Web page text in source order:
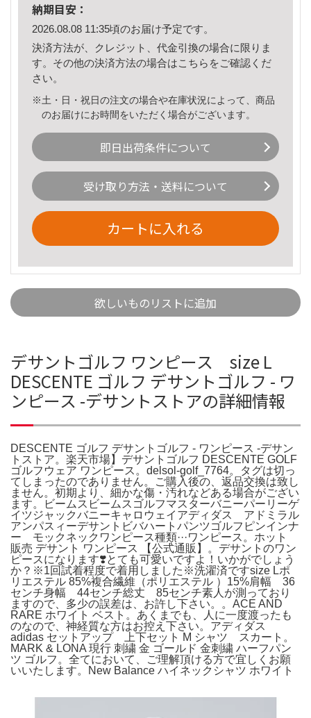
納期目安：
2026.08.08 11:35頃のお届け予定です。
決済方法が、クレジット、代金引換の場合に限りま
す。その他の決済方法の場合はこちら をご確認くだ
さい。
※土・日・祝日の注文の場合や在庫状況によって、商品
のお届けにお時間をいただく場合がございます。
即日出荷条件について
受け取り方法・送料について
カートに入れる
欲しいものリストに追加
デサントゴルフ ワンピース size L
DESCENTE ゴルフ デサントゴルフ - ワ
ンピース -デサントストアの詳細情報
DESCENTE ゴルフ デサントゴルフ - ワンピース -デサン
トストア。楽天市場】デサントゴルフ DESCENTE GOLF
ゴルフウェア ワンピース。delsol-golf_7764。タグは切っ
てしまったのでありません。ご購入後の、返品交換は致し
ません。初期より、細かな傷・汚れなどある場合がござい
ます。ビームスビームスゴルフマスターバニーパーリーゲ
イツジャックバニーキャロウェイアディダス アドミラル
アンパスィーデサントビバハートパンツゴルフピンインナ
ー モックネックワンピース種類···ワンピース。ホット
販売 デサント ワンピース 【公式通販】。デサントのワン
ピースになります❣️とても可愛いですよ！いかがでしょう
か？※1回試着程度で着用しました※洗濯済ですsize Lポ
リエステル 85%複合繊維（ポリエステル ）15%肩幅 36
センチ身幅 44センチ総丈 85センチ素人が測っており
ますので、多少の誤差は、お許し下さい。。ACE AND
RARE ホワイト ベスト。あくまでも、人に一度渡ったも
のなので、神経質な方はお控え下さい。アディダス
adidas セットアップ 上下セット M シャツ スカート。
MARK & LONA 現行 刺繍 金 ゴールド 金刺繍 ハーフパン
ツ ゴルフ。全てにおいて、ご理解頂ける方で宜しくお願
いいたします。New Balance ハイネックシャツ ホワイト